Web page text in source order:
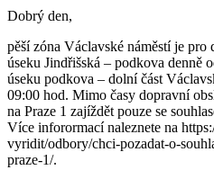
Dobrý den,
pěší zóna Václavské náměstí je
úseku Jindřišská – podkova denně
úseku podkova – dolní část
09:00 hod. Mimo časy dopravní
na Praze 1 zajíždět pouze se
Více inforormací naleznete na
vyridit/odbory/chci-pozadat-o-
praze-1/.